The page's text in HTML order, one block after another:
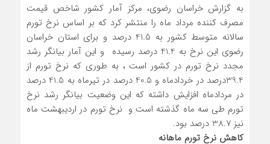
به گزارش خراسان رضوی، مرکز آمار کشور شاخص قیمت
مصرف‌ کننده مرداد ماه را منتشر کرد که بر اساس نرخ تورم
سالانه متوسط کشور به 41.5 درصد و برای استان خراسان
رضوی این نرخ به 41.4 درصد رسیده و این آمار بیانگر رشد
مجدد نرخ تورم در کشور است ، به طوری که نرخ تورم از
39.4درصد در خردادماه و 40.5 درصد در تیرماه به 41.5 درصد
در مردادماه افزایش داشته که این وضعیت بیانگر رشد نرخ
تورم طی سه ماه گذشته است و نرخ تورم در اردیبهشت ‌ماه
نیز 38.7 درصد بود.
کاهش نرخ تورم ماهانه